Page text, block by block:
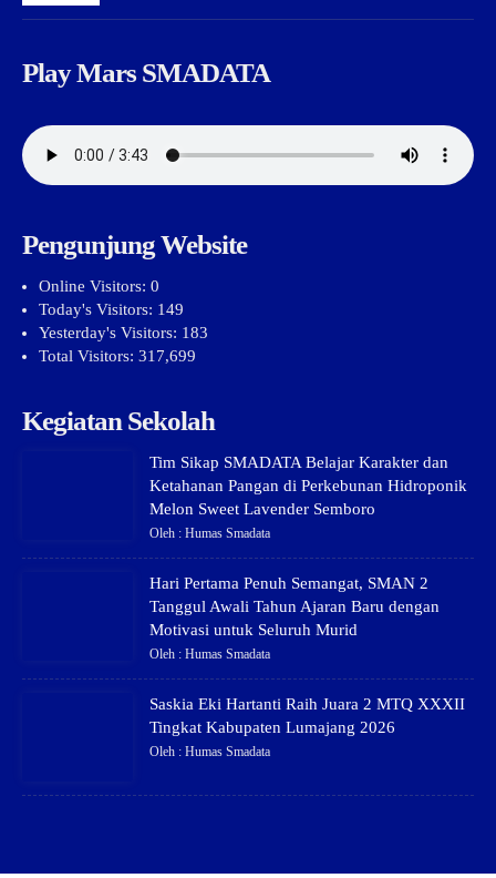
Play Mars SMADATA
Pengunjung Website
Online Visitors: 0
Today's Visitors: 149
Yesterday's Visitors: 183
Total Visitors: 317,699
Kegiatan Sekolah
Tim Sikap SMADATA Belajar Karakter dan
Ketahanan Pangan di Perkebunan Hidroponik
Melon Sweet Lavender Semboro
Oleh : Humas Smadata
Hari Pertama Penuh Semangat, SMAN 2
Tanggul Awali Tahun Ajaran Baru dengan
Motivasi untuk Seluruh Murid
Oleh : Humas Smadata
Saskia Eki Hartanti Raih Juara 2 MTQ XXXII
Tingkat Kabupaten Lumajang 2026
Oleh : Humas Smadata